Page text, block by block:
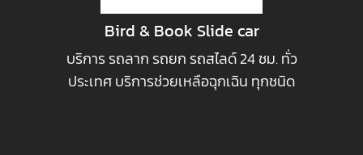
Bird & Book Slide car
บริการ รถลาก รถยก รถสไลด์ 24 ชม. ทั่ว
ประเทศ บริการช่วยเหลือฉุกเฉิน ทุกชนิด